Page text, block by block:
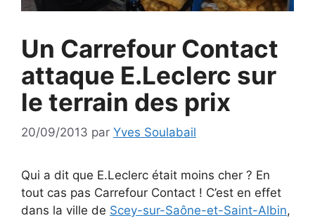
Un Carrefour Contact
attaque E.Leclerc sur
le terrain des prix
20/09/2013 par Yves Soulabail
Qui a dit que E.Leclerc était moins cher ? En
tout cas pas Carrefour Contact ! C’est en effet
dans la ville de Scey-sur-Saône-et-Saint-Albin,